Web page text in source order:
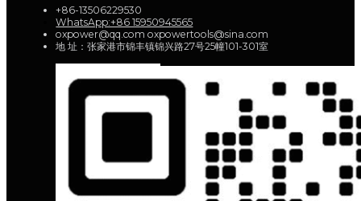
+86-13506229530
WhatsApp:+86 15950945565
oxpower@qq.com oxpowertools@sina.com
地 址：张家港市锦丰镇锦兴路27号25幢101-301室